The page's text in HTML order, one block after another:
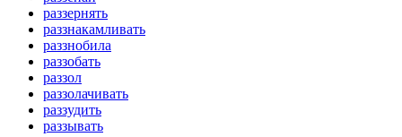
раззернять
раззнакамливать
раззнобила
раззобать
раззол
раззолачивать
раззудить
раззывать